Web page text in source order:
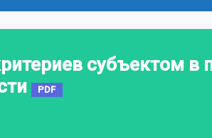
субъектом в
PDF